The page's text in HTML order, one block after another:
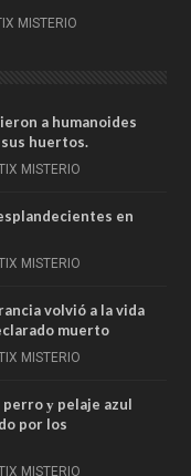
MISTERIO
a humanoides
huertos.
MISTERIO
en
MISTERIO
volvió a la vida
muerto
MISTERIO
perro у pelaje azul
por los
MISTERIO